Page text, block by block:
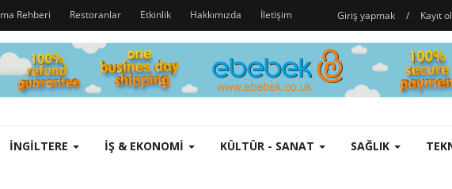
Rehberi Restoranlar Etkinlik Hakkımızda İletişim Giriş yapmak / Kayıt ol
İNGILTERE İŞ & EKONOMI KÜLTÜR - SANAT SAĞLIK